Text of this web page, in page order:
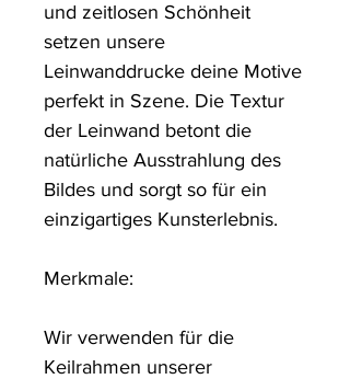
und zeitlosen Schönheit
setzen unsere
Leinwanddrucke deine Motive
perfekt in Szene. Die Textur
der Leinwand betont die
natürliche Ausstrahlung des
Bildes und sorgt so für ein
einzigartiges Kunsterlebnis.
Merkmale:
Wir verwenden für die
Keilrahmen unserer